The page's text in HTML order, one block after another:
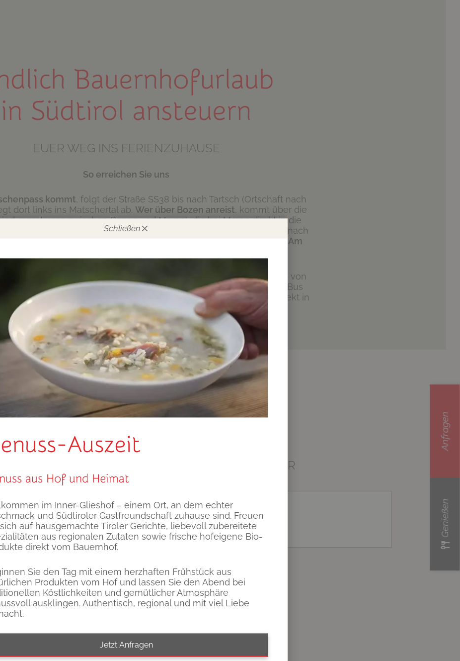
Bauernhofurlaub
in Südtirol ansteuern
EUER WEG INS FERIENZUHAUSE
So erreichen Sie uns
kommt, folgt der Straße SS38 bis nach Tartsch (Ortschaft nach
dort links ins Matschertal ab. Wer über Bozen anreist, kommt über die
zwischen Bozen und Meran), die bei Meran direkt in die
mündet. Folgt der Straße SS38 bis nach Tartsch (Ortschaft nach
biegt dort rechts ins Matschertal ab. Ihr seid schon fast am Ziel. Am
eine
? Wer mit der Bahn anreist, fährt - ob von
Süden kommend - bis nach Schluderns. Von dort geht es mit dem Bus
oder auf Anfrage mit dem inklusiven Inner-Gleishof-Taxi direkt in
unser kleines Paradies.
Inner - Glieshof
Matsch 127
39024 Mals (BZ) Südtirol
+39 340 6963308
info@inner-glieshof.it
SIE IHRE ROUTEN MIT UNSEREM ROUTENPLANER
Externer Inhalt
Klicken Sie hier, um Cookie-Einstellungen zu ändern.
Map Genießen
Anfragen
Schließen
Auszeit
aus Hof und Heimat
im Inner-Glieshof – einem Ort, an dem echter
und Südtiroler Gastfreundschaft zuhause sind. Freuen
auf hausgemachte Tiroler Gerichte, liebevoll zubereitete
aus regionalen Zutaten sowie frische hofeigene Bio-
direkt vom Bauernhof.
Sie den Tag mit einem herzhaften Frühstück aus
Produkten vom Hof und lassen Sie den Abend bei
Köstlichkeiten und gemütlicher Atmosphäre
ausklingen. Authentisch, regional und mit viel Liebe
Jetzt Anfragen